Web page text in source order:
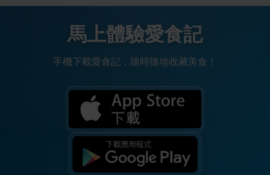
馬上體驗愛食記
手機下載愛食記，隨時隨地收藏美食！